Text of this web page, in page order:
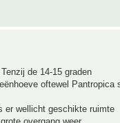
de 14-15 graden
oftewel Pantropica
er wellicht geschikte ruimte